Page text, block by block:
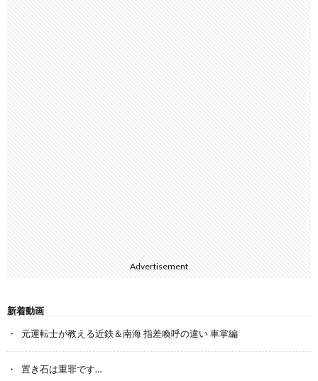
Advertisement
新着動画
元運転士が教える近鉄＆南海 指差喚呼の違い 車掌編
置き石は重罪です…